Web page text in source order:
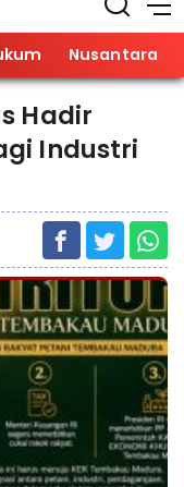
Nusantara
Hadir
Industri